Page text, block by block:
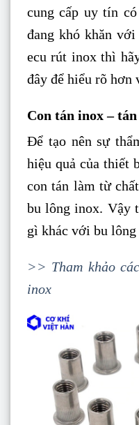
cung cấp uy tín
đang khó khăn
ecu rút inox thì
đây để hiểu rõ hơn
Con tán inox –
Để tạo nên sự
hiệu quả của thiết
con tán làm từ
bu lông inox. Vậy
gì khác với bu lông
>> Tham khảo
inox